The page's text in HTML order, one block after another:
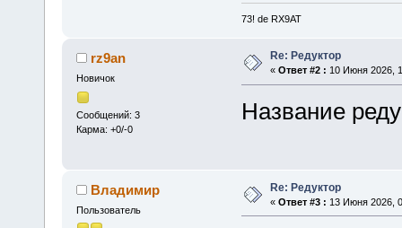
73! de RX9AT
rz9an
Новичок
Сообщений: 3
Карма: +0/-0
Re: Редуктор
« Ответ #2 : 10 Июня 2026,
Название
Владимир
Пользователь
Re: Редуктор
« Ответ #3 : 13 Июня 2026,